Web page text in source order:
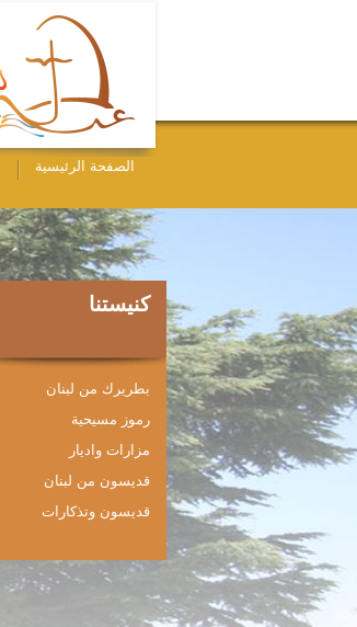
الصفحة الرئيسية
كنيستنا
بطريرك من لبنان
رموز مسيحية
مزارات واديار
قديسون من لبنان
قديسون وتذكارات